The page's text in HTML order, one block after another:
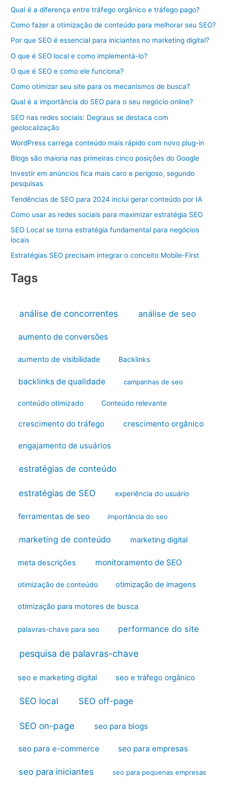
Qual é a diferença entre tráfego orgânico e tráfego pago?
Como fazer a otimização de conteúdo para melhorar seu SEO?
Por que SEO é essencial para iniciantes no marketing digital?
O que é SEO local e como implementá-lo?
O que é SEO e como ele funciona?
Como otimizar seu site para os mecanismos de busca?
Qual é a importância do SEO para o seu negócio online?
SEO nas redes sociais: Degraus se destaca com
geolocalização
WordPress carrega conteúdo mais rápido com novo plug-in
Blogs são maioria nas primeiras cinco posições do Google
Investir em anúncios fica mais caro e perigoso, segundo
pesquisas
Tendências de SEO para 2024 inclui gerar conteúdo por IA
Como usar as redes sociais para maximizar estratégia SEO
SEO Local se torna estratégia fundamental para negócios
locais
Estratégias SEO precisam integrar o conceito Mobile-First
Tags
análise de concorrentes análise de seo
aumento de conversões
aumento de visibilidade Backlinks
backlinks de qualidade campanhas de seo
conteúdo otimizado Conteúdo relevante
crescimento do tráfego crescimento orgânico
engajamento de usuários
estratégias de conteúdo
estratégias de SEO experiência do usuário
ferramentas de seo importância do seo
marketing de conteúdo marketing digital
meta descrições monitoramento de SEO
otimização de conteúdo otimização de imagens
otimização para motores de busca
palavras-chave para seo performance do site
pesquisa de palavras-chave
seo e marketing digital seo e tráfego orgânico
SEO local SEO off-page
SEO on-page seo para blogs
seo para e-commerce seo para empresas
seo para iniciantes seo para pequenas empresas